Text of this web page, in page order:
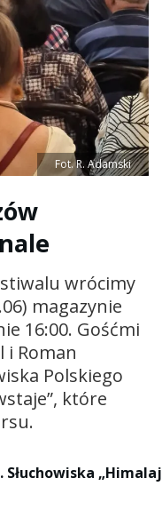
Fot. R. Adamski
wrócimy
magazynie
16:00. Gośćmi
i Roman
Polskiego
które